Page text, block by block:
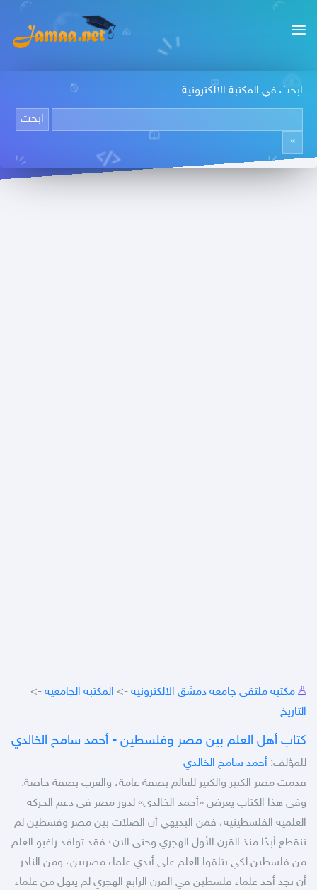
ابحث في المكتبة الالكترونية
مكتبة ملتقى جامعة دمشق الالكترونية -> المكتبة الجامعية ->
التاريخ
كتاب أهل العلم بين مصر وفلسطين - أحمد سامح الخالدي
للمؤلف: أحمد سامح الخالدي
قدمت مصر الكثير والكثير للعالم بصفة عامة، والعرب بصفة خاصة.
وفي هذا الكتاب يعرض «أحمد الخالدي» لدور مصر في دعم الحركة
العلمية الفلسطينية، فمن البديهي أن الصلات بين مصر وفسطين لم
تنقطع أبدًا منذ القرن الأول الهجري وحتى الآن؛ فقد توافد راغبو العلم
من فلسطين لكي يتلقوا العلم على أيدي علماء مصريين، ومن النادر
أن تجد أحد علماء فلسطين في القرن الرابع الهجري لم ينهل من علماء